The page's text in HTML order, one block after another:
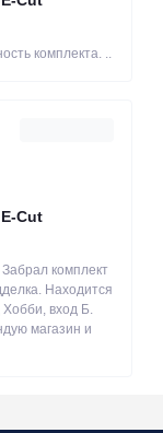
комплекта. ..
Cut
комплект
Находится
вход Б.
магазин и